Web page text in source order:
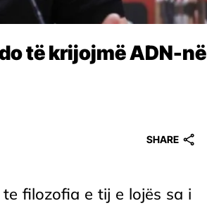
të krijojmë ADN-në
SHARE
filozofia e tij e lojës sa i